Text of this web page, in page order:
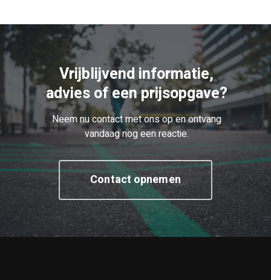
Vrijblijvend informatie,
advies of een prijsopgave?
Neem nu contact met ons op en ontvang
vandaag nog een reactie.
Contact opnemen